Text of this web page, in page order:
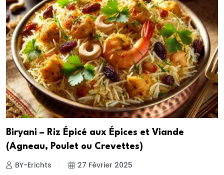
Biryani – Riz Épicé aux Épices et Viande
(Agneau, Poulet ou Crevettes)
BY-Erichts 27 Février 2025